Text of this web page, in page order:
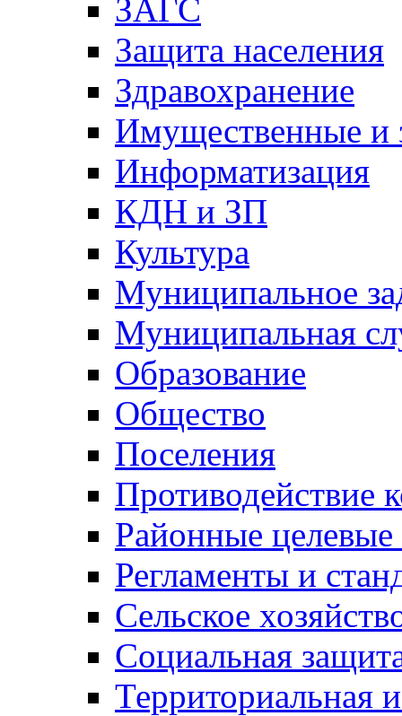
ЗАГС
Защита населения
Здравохранение
Имущественные и
Информатизация
КДН и ЗП
Культура
Муниципальное
Муниципальная
Образование
Общество
Поселения
Противодействие
Районные
Регламенты и
Сельское
Социальная
Территориальная